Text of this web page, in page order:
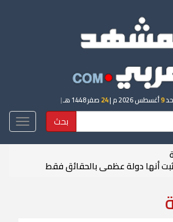
9أغسطس 2026 م | 24 صفر 1448 هـ |
بحث
أنها دولة عظمى بالحقائق فقط